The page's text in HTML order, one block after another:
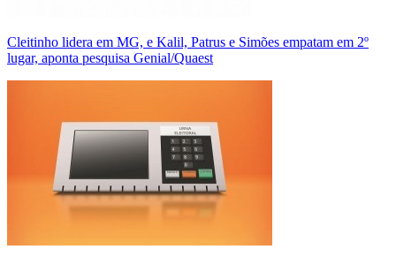
Cleitinho lidera em MG, e Kalil, Patrus e Simões empatam em 2º
lugar, aponta pesquisa Genial/Quaest